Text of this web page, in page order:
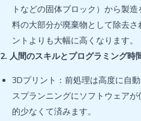
トなどの固体ブロック）から製
料の大部分が廃棄物として除去
ントよりも大幅に高くなります。
2. 人間のスキルとプログラミング時
3Dプリント：前処理は高度に自
スプランニングにソフトウェア
的少なくて済みます。